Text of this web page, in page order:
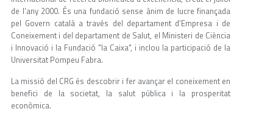
de l’any 2000. És una fundació sense ànim de lucre finançada
pel Govern català a través del departament d’Empresa i de
Coneixement i del departament de Salut, el Ministeri de Ciència
i Innovació i la Fundació "la Caixa", i inclou la participació de la
Universitat Pompeu Fabra.
La missió del CRG és descobrir i fer avançar el coneixement en
benefici de la societat, la salut pública i la prosperitat
econòmica.